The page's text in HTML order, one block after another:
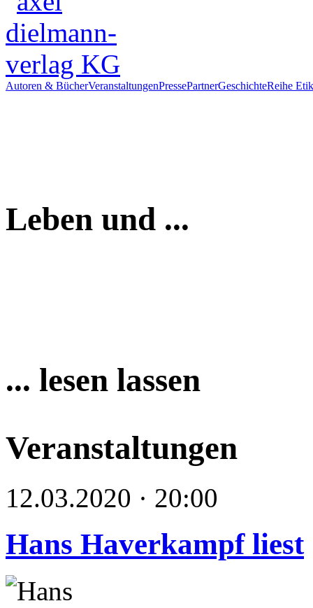
Autoren & BücherVeranstaltungenPressePartnerGeschichteReihe
Leben und ...
... lesen lassen
Veranstaltungen
12.03.2020 · 20:00
Hans Haverkampf liest